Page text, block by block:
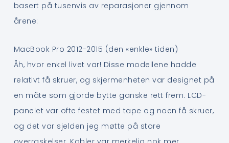
basert på tusenvis av reparasjoner gjennom
årene:
MacBook Pro 2012-2015 (den «enkle» tiden)
Åh, hvor enkel livet var! Disse modellene hadde
relativt få skruer, og skjermenheten var designet på
en måte som gjorde bytte ganske rett frem. LCD-
panelet var ofte festet med tape og noen få skruer,
og det var sjelden jeg møtte på store